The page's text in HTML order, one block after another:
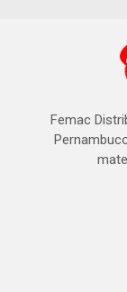
Femac